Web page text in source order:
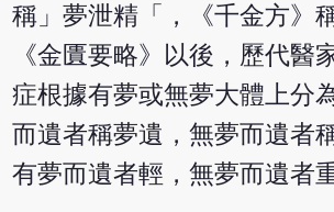
稱」夢泄精「，《千金方》
《金匱要略》以後，歷代醫
症根據有夢或無夢大體上分
而遺者稱夢遺，無夢而遺者
有夢而遺者輕，無夢而遺者重